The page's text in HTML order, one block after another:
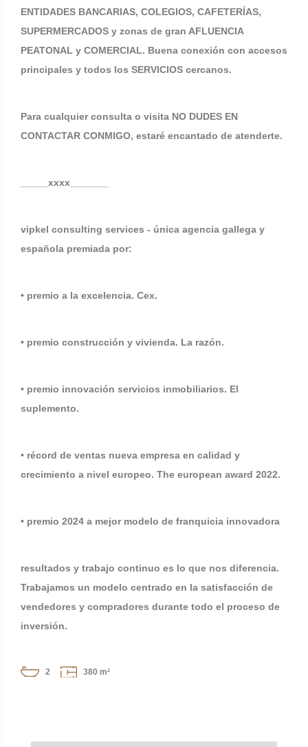
ENTIDADES BANCARIAS, COLEGIOS, CAFETERÍAS,
SUPERMERCADOS y zonas de gran AFLUENCIA
PEATONAL y COMERCIAL. Buena conexión con accesos
principales y todos los SERVICIOS cercanos.
Para cualquier consulta o visita NO DUDES EN
CONTACTAR CONMIGO, estaré encantado de atenderte.
_____xxxx_______
vipkel consulting services - única agencia gallega y
española premiada por:
• premio a la excelencia. Cex.
• premio construcción y vivienda. La razón.
• premio innovación servicios inmobiliarios. El
suplemento.
• récord de ventas nueva empresa en calidad y
crecimiento a nivel europeo. The european award 2022.
• premio 2024 a mejor modelo de franquicia innovadora
resultados y trabajo continuo es lo que nos diferencia.
Trabajamos un modelo centrado en la satisfacción de
vendedores y compradores durante todo el proceso de
inversión.
2 380 m²